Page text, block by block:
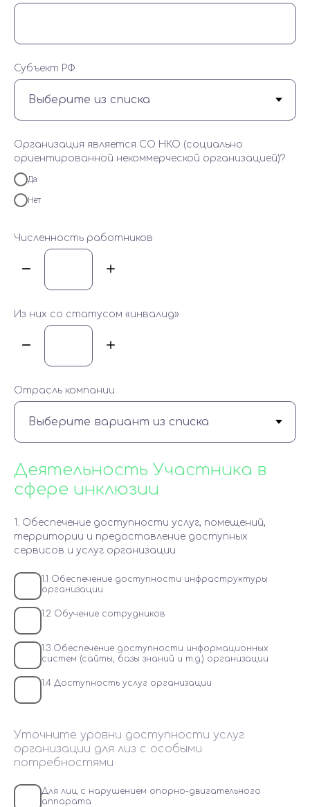
Субъект РФ
Организация является СО НКО (социально
ориентированной некоммерческой организацией)?
Да
Нет
Численность работников
Из них со статусом «инвалид»
Отрасль компании
Деятельность Участника в
сфере инклюзии
1. Обеспечение доступности услуг, помещений,
территории и предоставление доступных
сервисов и услуг организации
1.1 Обеспечение доступности инфраструктуры
организации
1.2 Обучение сотрудников
1.3 Обеспечение доступности информационных
систем (сайты, базы знаний и т.д.) организации
1.4 Доступность услуг организации
Уточните уровни доступности услуг
организации для лиз с особыми
потребностями
Для лиц с нарушением опорно-двигательного
аппарата